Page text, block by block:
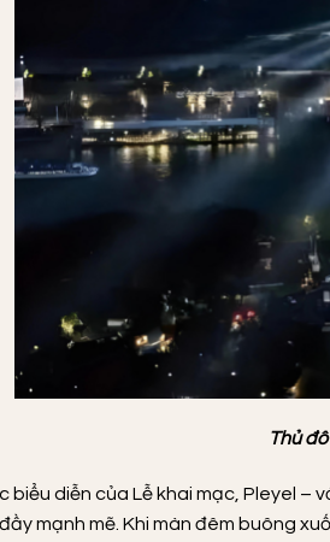
Thủ
biểu diễn của Lễ khai mạc, Pleyel
mạnh mẽ. Khi màn đêm buông